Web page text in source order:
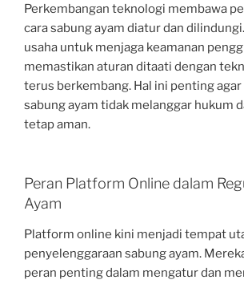
Perkembangan teknologi membawa
cara sabung ayam diatur dan
usaha untuk menjaga keamanan
memastikan aturan ditaati dengan
terus berkembang. Hal ini penting
sabung ayam tidak melanggar hukum
tetap aman.
Peran Platform Online dalam
Ayam
Platform online kini menjadi tempat
penyelenggaraan sabung ayam.
peran penting dalam mengatur dan